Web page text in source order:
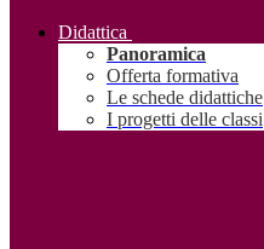
Didattica
Panoramica
Offerta formativa
Le schede didattiche
I progetti delle classi